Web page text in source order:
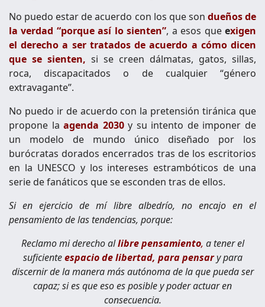
No puedo estar de acuerdo con los que son dueños de
la verdad “porque así lo sienten”, a esos queexigen
el derecho a ser tratados de acuerdo a cómo dicen
que se sienten, si se creen dálmatas, gatos, sillas,
roca, discapacitados o de cualquier “género
extravagante”.
No puedo ir de acuerdo con la pretensión tiránica que
propone la agenda 2030y su intento de imponer de
un modelo de mundo único diseñado por los
burócratas dorados encerrados tras de los escritorios
en la UNESCO y los intereses estrambóticos de una
serie de fanáticos que se esconden tras de ellos.
Si en ejercicio de mí libre albedrío, no encajo en el
pensamiento de las tendencias, porque:
Reclamo mi derecho allibre pensamiento, a tener el
suficienteespacio de libertad, para pensary para
discernir de la manera más autónoma de la que pueda ser
capaz; si es que eso es posible y poder actuar en
consecuencia.